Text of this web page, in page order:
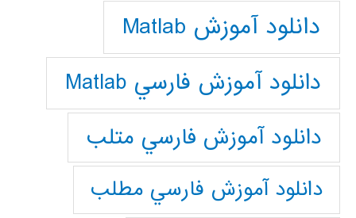
دانلود آموزش Matlab
دانلود آموزش فارسي Matlab
دانلود آموزش فارسي متلب
دانلود آموزش فارسي مطلب